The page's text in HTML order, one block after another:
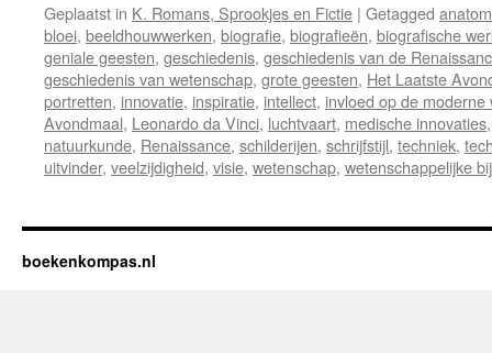
Geplaatst in K. Romans, Sprookjes en Fictie | Getagged
bloei, beeldhouwwerken, biografie, biografieën, biografische
geniale geesten, geschiedenis, geschiedenis van de
geschiedenis van wetenschap, grote geesten, Het Laatste
portretten, innovatie, inspiratie, intellect, invloed op de moderne
Avondmaal, Leonardo da Vinci, luchtvaart, medische innovaties
natuurkunde, Renaissance, schilderijen, schrijfstijl, techniek,
uitvinder, veelzijdigheid, visie, wetenschap, wetenschappelijke
boekenkompas.nl